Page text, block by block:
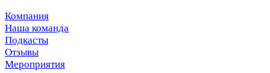
Компания
Наша команда
Подкасты
Отзывы
Мероприятия